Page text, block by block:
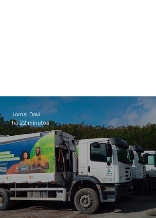
Jornal Daki
há 22 minutos